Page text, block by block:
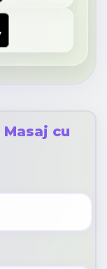
Masaj cu